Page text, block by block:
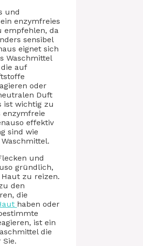
und
enzymfreies
empfehlen, da
sensibel
eignet sich
Waschmittel
auf
oder
Duft
ist wichtig zu
enzymfreie
effektiv
sind wie
und
gründlich,
zu reizen.
den
die
haben oder
ist ein
die
Sie.